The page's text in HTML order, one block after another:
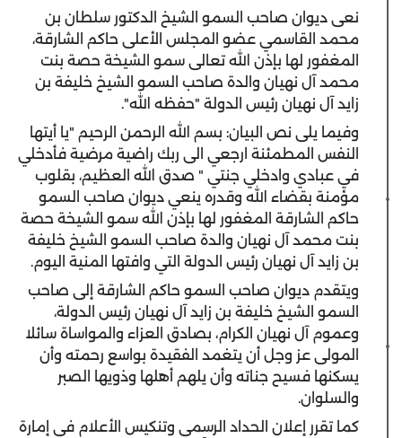
نعى ديوان صاحب السمو الشيخ الدكتور سلطان بن
محمد القاسمي عضو المجلس الأعلى حاكم الشارقة،
المغفور لها بإذن الله تعالى سمو الشيخة حصة بنت
محمد آل نهيان والدة صاحب السمو الشيخ خليفة بن
زايد آل نهيان رئيس الدولة "حفظه الله".
وفيما يلى نص البيان: بسم الله الرحمن الرحيم "يا أيتها
النفس المطمئنة ارجعي الى ربك راضية مرضية فأدخلي
في عبادي وادخلي جنتي " صدق الله العظيم، بقلوب
مؤمنة بقضاء الله وقدره ينعي ديوان صاحب السمو
حاكم الشارقة المغفور لها بإذن الله سمو الشيخة حصة
بنت محمد آل نهيان والدة صاحب السمو الشيخ خليفة
بن زايد آل نهيان رئيس الدولة التي وافتها المنية اليوم.
ويتقدم ديوان صاحب السمو حاكم الشارقة إلى صاحب
السمو الشيخ خليفة بن زايد آل نهيان رئيس الدولة،
وعموم آل نهيان الكرام، بصادق العزاء والمواساة سائلا
المولى عز وجل أن يتغمد الفقيدة بواسع رحمته وأن
يسكنها فسيح جناته وأن يلهم أهلها وذويها الصبر
والسلوان.
كما تقرر إعلان الحداد الرسمي وتنكيس الأعلام في إمارة